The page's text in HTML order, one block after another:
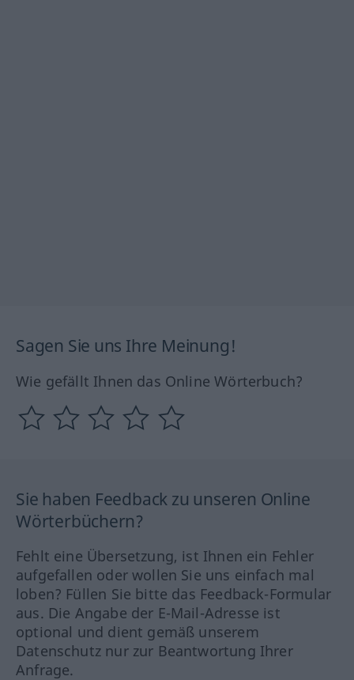
Sagen Sie uns Ihre Meinung!
Wie gefällt Ihnen das Online Wörterbuch?
Sie haben Feedback zu unseren Online
Wörterbüchern?
Fehlt eine Übersetzung, ist Ihnen ein Fehler
aufgefallen oder wollen Sie uns einfach mal
loben? Füllen Sie bitte das Feedback-Formular
aus. Die Angabe der E-Mail-Adresse ist
optional und dient gemäß unserem
Datenschutz nur zur Beantwortung Ihrer
Anfrage.